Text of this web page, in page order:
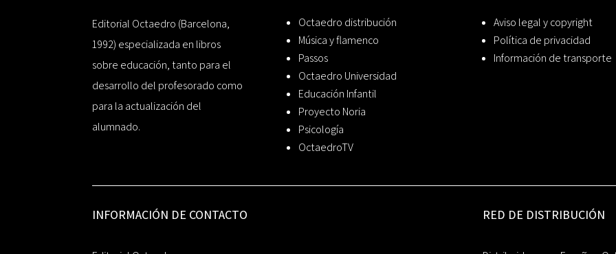
Editorial Octaedro (Barcelona,
1992) especializada en libros
sobre educación, tanto para el
desarrollo del profesorado como
para la actualización del
alumnado.
Octaedro distribución
Música y flamenco
Passos
Octaedro Universidad
Educación Infantil
Proyecto Noria
Psicología
OctaedroTV
Aviso legal y copyright
Política de privacidad
Información de transporte
INFORMACIÓN DE CONTACTO RED DE DISTRIBUCIÓN